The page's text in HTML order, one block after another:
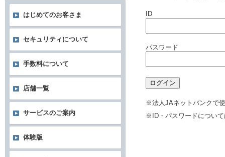
ID
パスワード
ログイン
※法人JAネットバンクで
※ID・パスワードについ
はじめてのお客さま
セキュリティについて
手数料について
店舗一覧
サービスのご案内
体験版